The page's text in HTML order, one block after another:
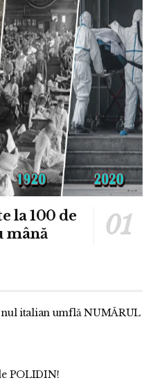
la 100 de
mână
italian umflă NUMĂRUL
POLIDIN!